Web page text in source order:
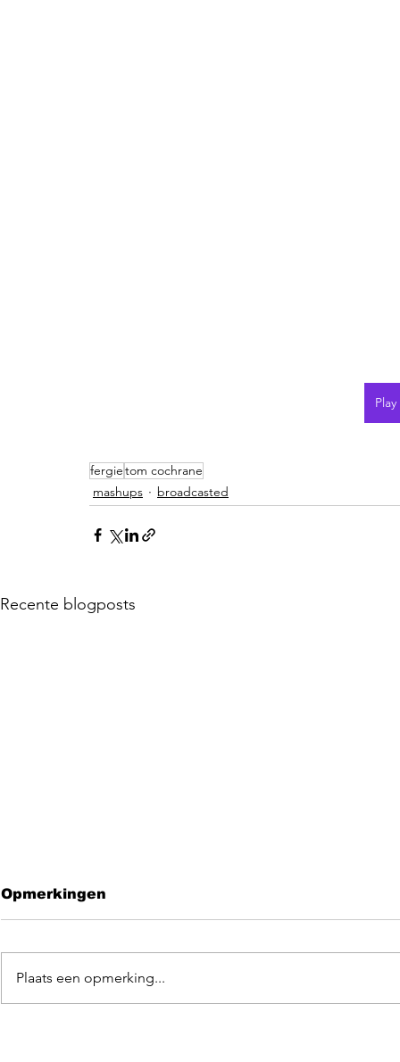
fergietom cochrane
mashups
broadcasted
Recente blogposts
Leave
Opmerkingen
Plaats een opmerking...